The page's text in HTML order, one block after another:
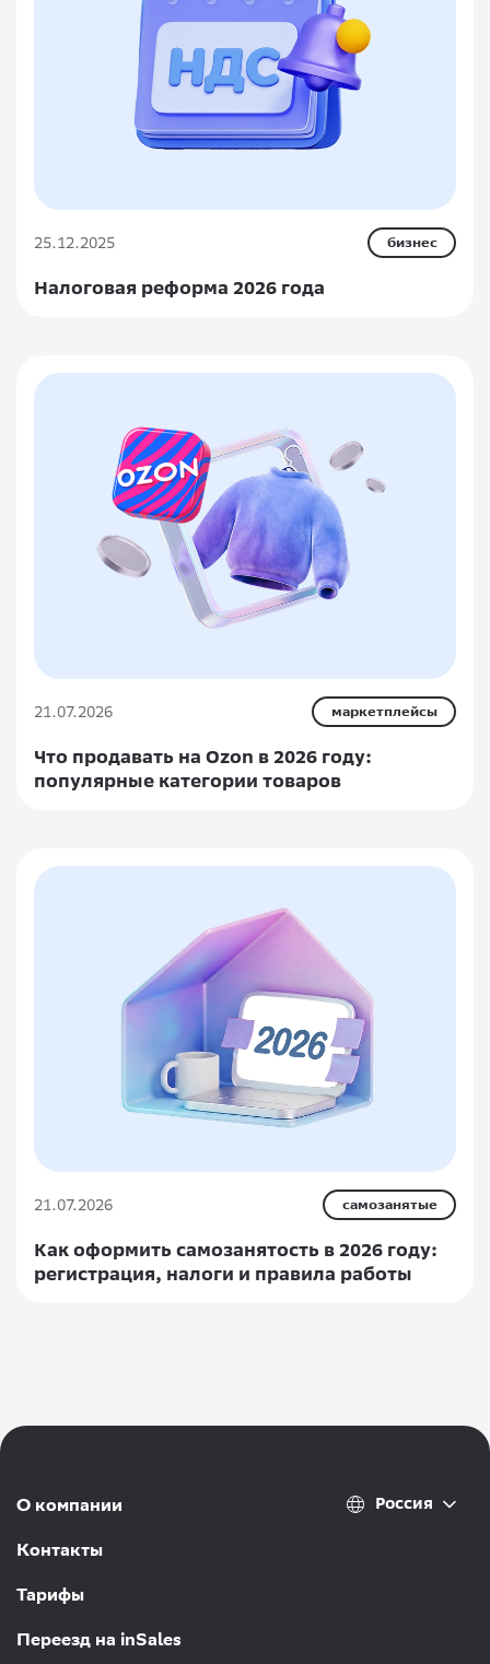
25.12.2025 бизнес
Налоговая реформа 2026 года
21.07.2026 маркетплейсы
Что продавать на Ozon в 2026 году:
популярные категории товаров
21.07.2026 самозанятые
Как оформить самозанятость в 2026 году:
регистрация, налоги и правила работы
О компании
Контакты
Тарифы
Переезд на inSales
Россия